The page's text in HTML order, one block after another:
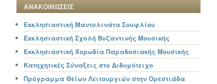
ΑΝΑΚΟΙΝΩΣΕΙΣ
Εκκλησιαστική Μαντολινάτα Σουφλίου
Εκκλησιαστική Σχολή Βυζαντινής Μουσικής
Εκκλησιαστική Χορωδία Παραδοσιακής Μουσικής
Κατηχητικές Σύναξεις στο Διδυμότειχο
Πρόγραμμα Θείων Λειτουργιών στην Ορεστιάδα